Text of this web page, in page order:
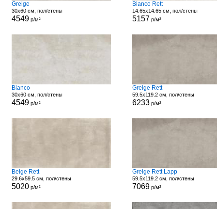
Greige
30x60 см, пол/стены
4549р/м²
Bianco Rett
14.65x14.65 см, пол/стены
5157 р/м²
Bianco
30x60 см, пол/стены
4549р/м²
Greige Rett
59.5x119.2 см, пол/стены
6233р/м²
Beige Rett
29.6x59.5 см, пол/стены
5020р/м²
Greige Rett Lapp
59.5x119.2 см, пол/стены
7069р/м²